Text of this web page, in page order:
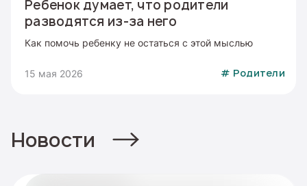
Ребенок думает, что родители
разводятся из-за него
Как помочь ребенку не остаться с этой мыслью
15 мая 2026 # Родители
Новости